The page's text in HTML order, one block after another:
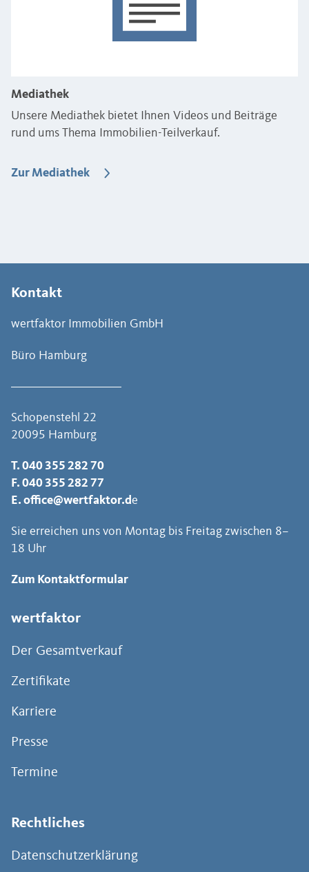
Mediathek
Unsere Mediathek bietet Ihnen Videos und Beiträge
rund ums Thema Immobilien-Teilverkauf.
Zur Mediathek
Kontakt
wertfaktor Immobilien GmbH
Büro Hamburg
Schopenstehl 22
20095 Hamburg
T. 040 355 282 70
F. 040 355 282 77
E. office@wertfaktor.de
Sie erreichen uns von Montag bis Freitag zwischen 8–
18 Uhr
Zum Kontaktformular
wertfaktor
Der Gesamtverkauf
Zertifikate
Karriere
Presse
Termine
Rechtliches
Datenschutzerklärung